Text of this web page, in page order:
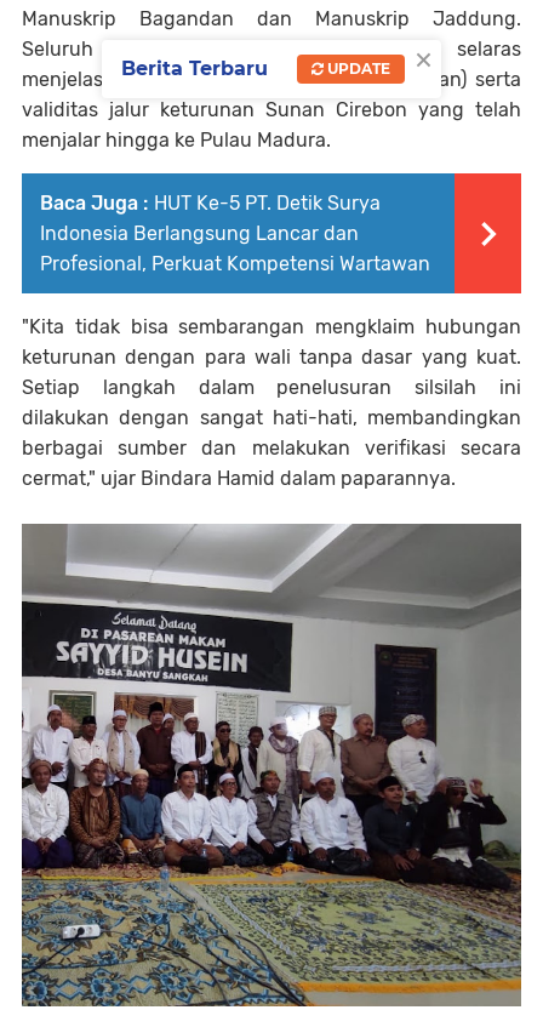
Manuskrip Bagandan dan Manuskrip Jaddung.
Seluruh dokumen kuno tersebut secara selaras
menjelaskan eksistensi Kiai Kanigoro (Sulaiman) serta
validitas jalur keturunan Sunan Cirebon yang telah
menjalar hingga ke Pulau Madura.
Baca Juga : HUT Ke-5 PT. Detik Surya
Indonesia Berlangsung Lancar dan
Profesional, Perkuat Kompetensi Wartawan
"Kita tidak bisa sembarangan mengklaim hubungan
keturunan dengan para wali tanpa dasar yang kuat.
Setiap langkah dalam penelusuran silsilah ini
dilakukan dengan sangat hati-hati, membandingkan
berbagai sumber dan melakukan verifikasi secara
cermat," ujar Bindara Hamid dalam paparannya.
×
Berita Terbaru UPDATE